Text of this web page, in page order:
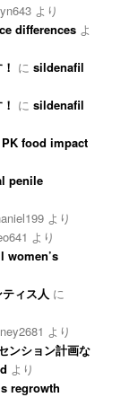
より
differences よ
にsildenafil
にsildenafil
food impact
penile
より
より
women’s
ィス人 に
より
ンション計画な
より
regrowth